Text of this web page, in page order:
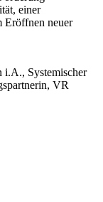
einer
Eröffnen neuer
i.A., Systemischer
VR